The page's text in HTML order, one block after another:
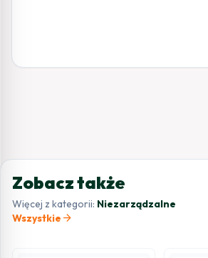
Zobacz także
Więcej z kategorii: Niezarządzalne
Wszystkie arrow_forward